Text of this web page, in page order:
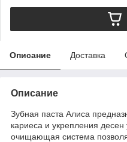
Описание Доставка
Описание
Зубная паста Алиса
кариеса и укрепления
очищающая система